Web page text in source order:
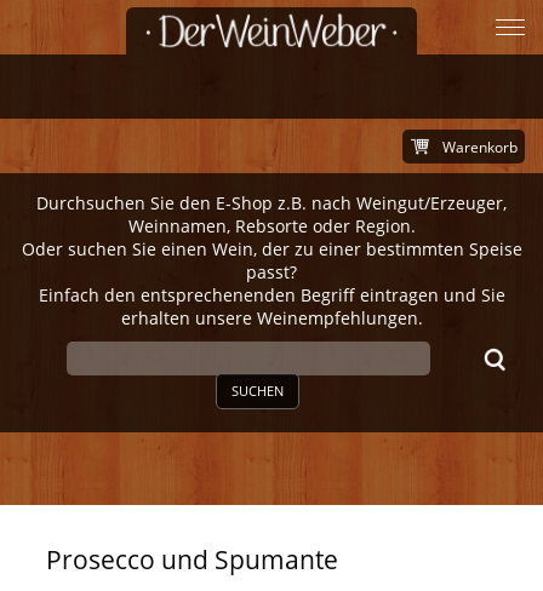
Durchsuchen Sie den E-Shop z.B. nach Weingut/Erzeuger,
Weinnamen, Rebsorte oder Region.
Oder suchen Sie einen Wein, der zu einer bestimmten Speise
passt?
Einfach den entsprechenenden Begriff eintragen und Sie
erhalten unsere Weinempfehlungen.
SUCHEN
Warenkorb
Prosecco und Spumante